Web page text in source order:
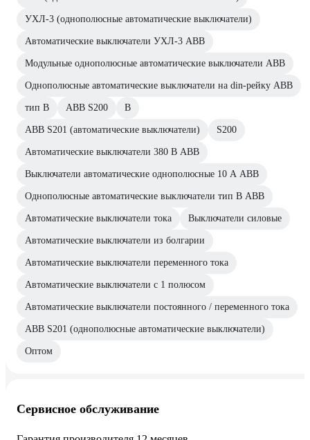
УХЛ-3 (однополюсные автоматические выключатели)
Автоматические выключатели УХЛ-3 ABB
Модульные однополюсные автоматические выключатели ABB
Однополюсные автоматические выключатели на din-рейку ABB
тип B ABB S200 В
ABB S201 (автоматические выключатели) S200
Автоматические выключатели 380 В ABB
Выключатели автоматические однополюсные 10 А ABB
Однополюсные автоматические выключатели тип В ABB
Автоматические выключатели тока Выключатели силовые
Автоматические выключатели из болгарии
Автоматические выключатели переменного тока
Автоматические выключатели с 1 полюсом
Автоматические выключатели постоянного / переменного тока
ABB S201 (однополюсные автоматические выключатели)
Оптом
Сервисное обслуживание